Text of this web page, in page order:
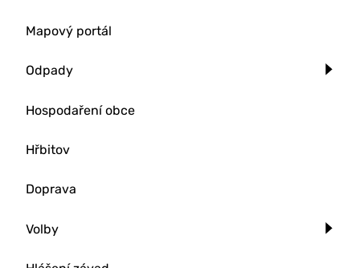
Mapový portál
Odpady
Hospodaření obce
Hřbitov
Doprava
Volby